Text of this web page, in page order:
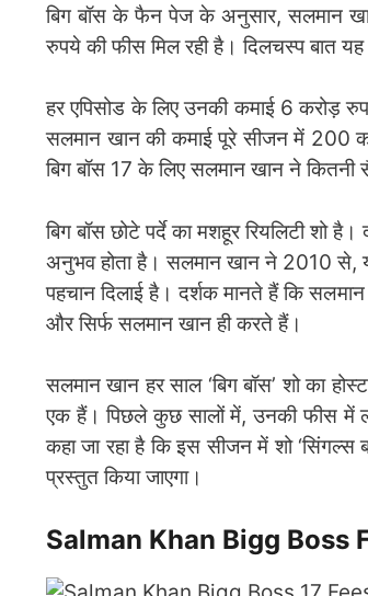
बिग बॉस के फैन पेज के अनुसार, सलमान
रुपये की फीस मिल रही है। दिलचस्प बात यह
हर एपिसोड के लिए उनकी कमाई 6 करोड़
सलमान खान की कमाई पूरे सीजन में 200
बिग बॉस 17 के लिए सलमान खान ने कितनी
बिग बॉस छोटे पर्दे का मशहूर रियलिटी शो
अनुभव होता है। सलमान खान ने 2010 से,
पहचान दिलाई है। दर्शक मानते हैं कि
और सिर्फ सलमान खान ही करते हैं।
सलमान खान हर साल ‘बिग बॉस’ शो का
एक हैं। पिछले कुछ सालों में, उनकी फीस में
कहा जा रहा है कि इस सीजन में शो
प्रस्तुत किया जाएगा।
Salman Khan Bigg Boss